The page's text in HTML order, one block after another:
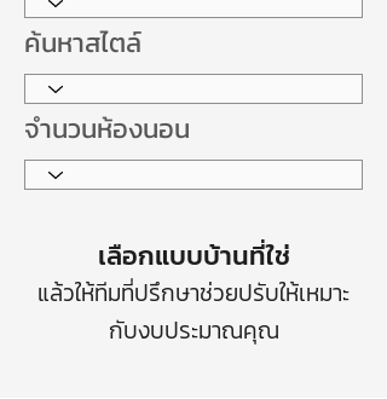
ค้นหาสไตล์
จำนวนห้องนอน
เลือกแบบบ้านที่ใช่
แล้วให้ทีมที่ปรึกษาช่วยปรับให้เหมาะ
กับงบประมาณคุณ